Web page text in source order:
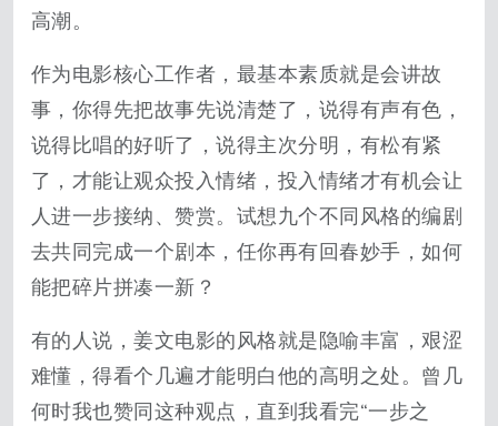
高潮。
作为电影核心工作者，最基本素质就是会讲故
事，你得先把故事先说清楚了，说得有声有色，
说得比唱的好听了，说得主次分明，有松有紧
了，才能让观众投入情绪，投入情绪才有机会让
人进一步接纳、赞赏。试想九个不同风格的编剧
去共同完成一个剧本，任你再有回春妙手，如何
能把碎片拼凑一新？
有的人说，姜文电影的风格就是隐喻丰富，艰涩
难懂，得看个几遍才能明白他的高明之处。曾几
何时我也赞同这种观点，直到我看完“一步之